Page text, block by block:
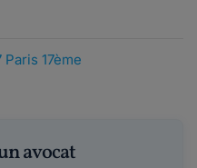
17ème
avocat